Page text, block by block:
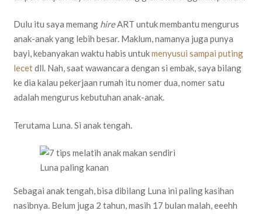
Dulu itu saya memang hireART untuk membantu mengurus
anak-anak yang lebih besar. Maklum, namanya juga punya
bayi, kebanyakan waktu habis untukmenyusui sampai puting
lecetdll. Nah, saat wawancara dengan si embak, saya bilang
ke dia kalau pekerjaan rumah itu nomer dua, nomer satu
adalah mengurus kebutuhan anak-anak.
Terutama Luna. Si anak tengah.
Luna paling kanan
Sebagai anak tengah, bisa dibilang Luna ini paling kasihan
nasibnya. Belum juga 2 tahun, masih 17 bulan malah, eeehh